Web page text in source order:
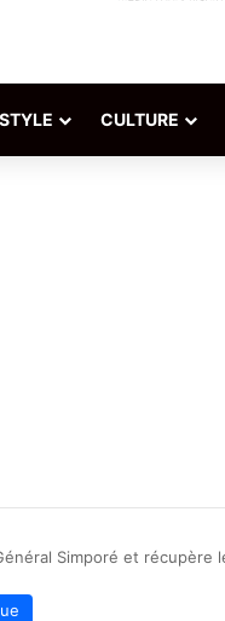
CULTURE
Simporé et